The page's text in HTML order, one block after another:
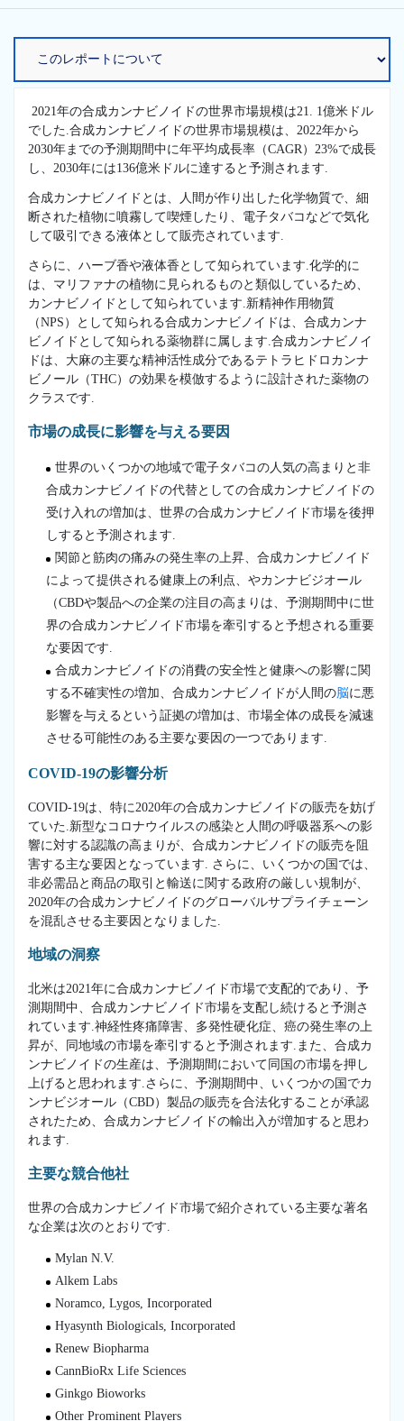
2021年の合成カンナビノイドの世界市場規模は21. 1億米ドル
でした.合成カンナビノイドの世界市場規模は、2022年から
2030年までの予測期間中に年平均成長率（CAGR）23%で成長
し、2030年には136億米ドルに達すると予測されます.
合成カンナビノイドとは、人間が作り出した化学物質で、細
断された植物に噴霧して喫煙したり、電子タバコなどで気化
して吸引できる液体として販売されています.
さらに、ハーブ香や液体香として知られています.化学的に
は、マリファナの植物に見られるものと類似しているため、
カンナビノイドとして知られています.新精神作用物質
（NPS）として知られる合成カンナビノイドは、合成カンナ
ビノイドとして知られる薬物群に属します.合成カンナビノイ
ドは、大麻の主要な精神活性成分であるテトラヒドロカンナ
ビノール（THC）の効果を模倣するように設計された薬物の
クラスです.
市場の成長に影響を与える要因
世界のいくつかの地域で電子タバコの人気の高まりと非
合成カンナビノイドの代替としての合成カンナビノイドの
受け入れの増加は、世界の合成カンナビノイド市場を後押
しすると予測されます.
関節と筋肉の痛みの発生率の上昇、合成カンナビノイド
によって提供される健康上の利点、やカンナビジオール
（CBDや製品への企業の注目の高まりは、予測期間中に世
界の合成カンナビノイド市場を牽引すると予想される重要
な要因です.
合成カンナビノイドの消費の安全性と健康への影響に関
する不確実性の増加、合成カンナビノイドが人間の脳に悪
影響を与えるという証拠の増加は、市場全体の成長を減速
させる可能性のある主要な要因の一つであります.
COVID-19の影響分析
COVID-19は、特に2020年の合成カンナビノイドの販売を妨げ
ていた.新型なコロナウイルスの感染と人間の呼吸器系への影
響に対する認識の高まりが、合成カンナビノイドの販売を阻
害する主な要因となっています. さらに、いくつかの国では、
非必需品と商品の取引と輸送に関する政府の厳しい規制が、
2020年の合成カンナビノイドのグローバルサプライチェーン
を混乱させる主要因となりました.
地域の洞察
北米は2021年に合成カンナビノイド市場で支配的であり、予
測期間中、合成カンナビノイド市場を支配し続けると予測さ
れています.神経性疼痛障害、多発性硬化症、癌の発生率の上
昇が、同地域の市場を牽引すると予測されます.また、合成カ
ンナビノイドの生産は、予測期間において同国の市場を押し
上げると思われます.さらに、予測期間中、いくつかの国でカ
ンナビジオール（CBD）製品の販売を合法化することが承認
されたため、合成カンナビノイドの輸出入が増加すると思わ
れます.
主要な競合他社
世界の合成カンナビノイド市場で紹介されている主要な著名
な企業は次のとおりです.
Mylan N.V.
Alkem Labs
Noramco, Lygos, Incorporated
Hyasynth Biologicals, Incorporated
Renew Biopharma
CannBioRx Life Sciences
Ginkgo Bioworks
Other Prominent Players